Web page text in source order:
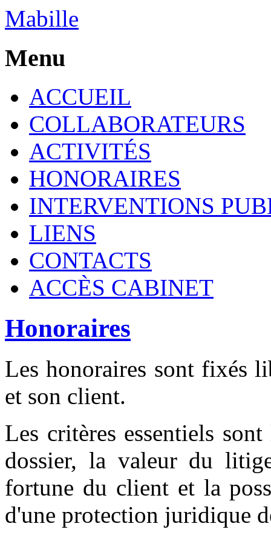
Mabille
Menu
ACCUEIL
COLLABORATEURS
ACTIVITÉS
HONORAIRES
INTERVENTIONS
LIENS
CONTACTS
ACCÈS CABINET
Honoraires
Les honoraires sont fixés
et son client.
Les critères essentiels
dossier, la valeur du
fortune du client et la
d'une protection juridique